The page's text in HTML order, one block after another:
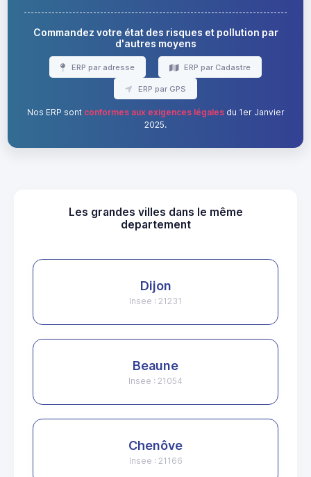
Commandez votre état des risques et pollution par
d'autres moyens
ERP par adresse ERP par Cadastre
ERP par GPS
Nos ERP sont conformes aux exigences légalesdu 1er Janvier
2025.
Les grandes villes dans le même
departement
Dijon
Insee : 21231
Beaune
Insee : 21054
Chenôve
Insee : 21166